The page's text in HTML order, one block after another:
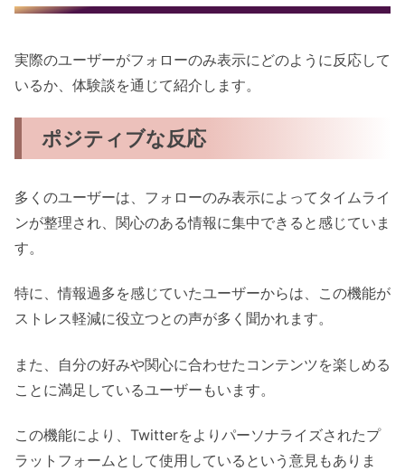
実際のユーザーがフォローのみ表示にどのように反応して
いるか、体験談を通じて紹介します。
ポジティブな反応
多くのユーザーは、フォローのみ表示によってタイムライ
ンが整理され、関心のある情報に集中できると感じていま
す。
特に、情報過多を感じていたユーザーからは、この機能が
ストレス軽減に役立つとの声が多く聞かれます。
また、自分の好みや関心に合わせたコンテンツを楽しめる
ことに満足しているユーザーもいます。
この機能により、Twitterをよりパーソナライズされたプ
ラットフォームとして使用しているという意見もありま